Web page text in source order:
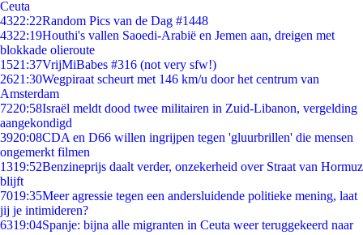
Ceuta
4322:22Random Pics van de Dag #1448
4322:19Houthi's vallen Saoedi-Arabië en Jemen aan, dreigen met
blokkade olieroute
1521:37VrijMiBabes #316 (not very sfw!)
2621:30Wegpiraat scheurt met 146 km/u door het centrum van
Amsterdam
7220:58Israël meldt dood twee militairen in Zuid-Libanon, vergelding
aangekondigd
3920:08CDA en D66 willen ingrijpen tegen 'gluurbrillen' die mensen
ongemerkt filmen
1319:52Benzineprijs daalt verder, onzekerheid over Straat van Hormuz
blijft
7019:35Meer agressie tegen een andersluidende politieke mening, laat
jij je intimideren?
6319:04Spanje: bijna alle migranten in Ceuta weer teruggekeerd naar